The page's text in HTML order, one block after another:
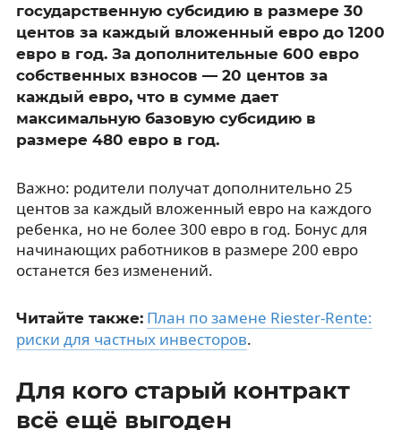
государственную субсидию в размере 30
центов за каждый вложенный евро до 1200
евро в год. За дополнительные 600 евро
собственных взносов — 20 центов за
каждый евро, что в сумме дает
максимальную базовую субсидию в
размере 480 евро в год.
Важно: родители получат дополнительно 25
центов за каждый вложенный евро на каждого
ребенка, но не более 300 евро в год. Бонус для
начинающих работников в размере 200 евро
останется без изменений.
Читайте также: План по замене Riester-Rente:
риски для частных инвесторов.
Для кого старый контракт
всё ещё выгоден